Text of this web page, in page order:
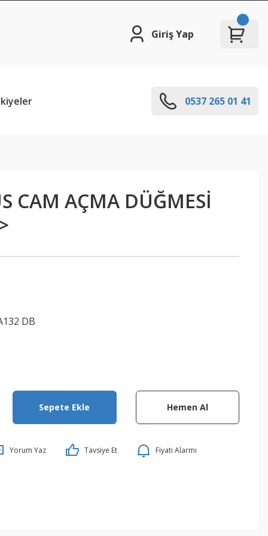
Giriş Yap
0537 265 01 41
CAM AÇMA DÜĞMESİ
DB
Sepete Ekle Hemen Al
Yorum Yaz Tavsiye Et Fiyatı Alarmı